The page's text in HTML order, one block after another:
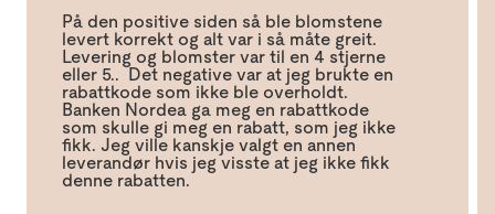
:
4
.
6
a
v
5
m
u
l
r
a
t
e
r
:
3
0
t
a
l
e
t
e
k
s
t
:
På den positive siden så ble blomstene
levert korrekt og alt var i så måte greit.
Levering og blomster var til en 4 stjerne
eller 5.. Det negative var at jeg brukte en
rabattkode som ikke ble overholdt.
Banken Nordea ga meg en rabattkode
som skulle gi meg en rabatt, som jeg ikke
fikk. Jeg ville kanskje valgt en annen
leverandør hvis jeg visste at jeg ikke fikk
denne rabatten.